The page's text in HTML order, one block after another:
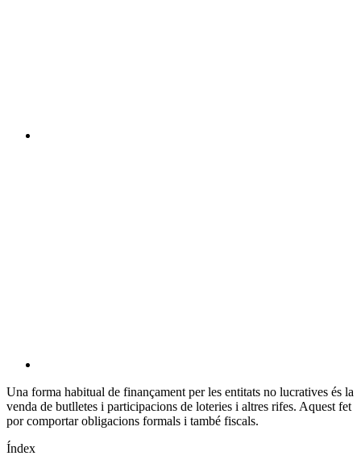
Una forma habitual de finançament per les entitats no lucratives és la
venda de butlletes i participacions de loteries i altres rifes. Aquest fet
por comportar obligacions formals i també fiscals.
Índex